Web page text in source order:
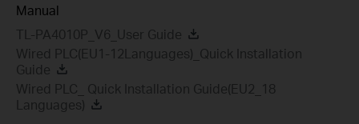
Manual
TL-PA4010P_V6_User Guide
Wired PLC(EU1-12Languages)_Quick Installation
Guide
Wired PLC_ Quick Installation Guide(EU2_18
Languages)